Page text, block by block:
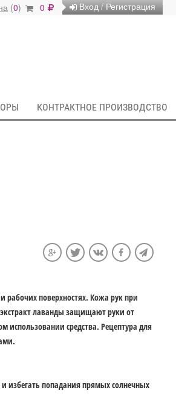
(0) 0 Вход / Регистрация
КОНТРАКТНОЕ ПРОИЗВОДСТВО
поверхностях. Кожа рук при
экстракт лаванды защищают руки от
использовании средства. Рецептура для
избегать попадания прямых солнечных